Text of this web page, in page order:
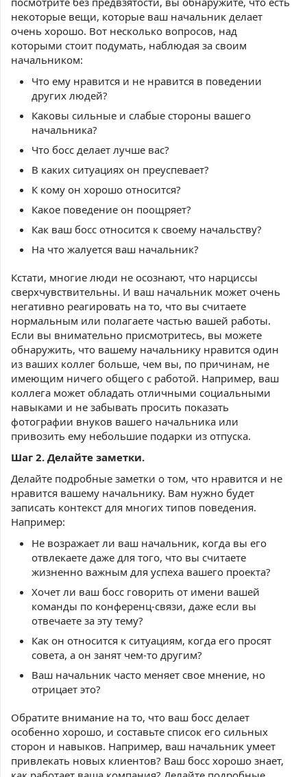
некоторые вещи, которые ваш начальник делает
очень хорошо. Вот несколько вопросов, над
которыми стоит подумать, наблюдая за своим
начальником:
Что ему нравится и не нравится в поведении
других людей?
Каковы сильные и слабые стороны вашего
начальника?
Что босс делает лучше вас?
В каких ситуациях он преуспевает?
К кому он хорошо относится?
Какое поведение он поощряет?
Как ваш босс относится к своему начальству?
На что жалуется ваш начальник?
Кстати, многие люди не осознают, что нарциссы
сверхчувствительны. И ваш начальник может очень
негативно реагировать на то, что вы считаете
нормальным или полагаете частью вашей работы.
Если вы внимательно присмотритесь, вы можете
обнаружить, что вашему начальнику нравится один
из ваших коллег больше, чем вы, по причинам, не
имеющим ничего общего с работой. Например, ваш
коллега может обладать отличными социальными
навыками и не забывать просить показать
фотографии внуков вашего начальника или
привозить ему небольшие подарки из отпуска.
Шаг 2. Делайте заметки.
Делайте подробные заметки о том, что нравится и не
нравится вашему начальнику. Вам нужно будет
записать контекст для многих типов поведения.
Например:
Не возражает ли ваш начальник, когда вы его
отвлекаете даже для того, что вы считаете
жизненно важным для успеха вашего проекта?
Хочет ли ваш босс говорить от имени вашей
команды по конференц-связи, даже если вы
отвечаете за эту тему?
Как он относится к ситуациям, когда его просят
совета, а он занят чем-то другим?
Ваш начальник часто меняет свое мнение, но
отрицает это?
Обратите внимание на то, что ваш босс делает
особенно хорошо, и составьте список его сильных
сторон и навыков. Например, ваш начальник умеет
привлекать новых клиентов? Ваш босс хорошо знает,